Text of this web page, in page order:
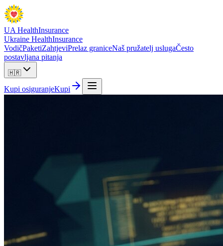
UA HealthInsurance
Ukraine HealthInsurance
VodičPaketiZahtjeviPrelaz graniceNaš pružatelj uslugaČesto
postavljana pitanja
🇭🇷
Kupi osiguranjeKupi